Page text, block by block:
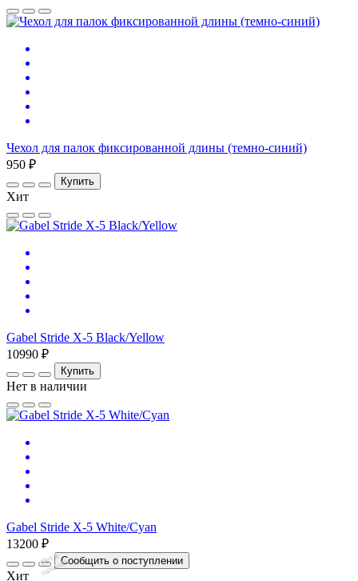
Чехол для палок фиксированной длины (темно-синий)
950 ₽
Купить
Хит
Gabel Stride X-5 Black/Yellow
10990 ₽
Купить
Нет в наличии
Gabel Stride X-5 White/Cyan
Нет
в
на
л
и
ч
и
и
13200 ₽
Сообщить о поступлении
Хит